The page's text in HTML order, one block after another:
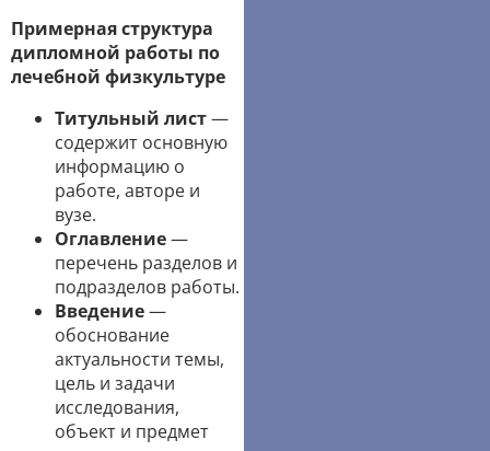
Примерная структура
дипломной работы по
лечебной физкультуре
Титульный лист—
содержит основную
информацию о
работе, авторе и
вузе.
Оглавление—
перечень разделов и
подразделов работы.
Введение—
обоснование
актуальности темы,
цель и задачи
исследования,
объект и предмет